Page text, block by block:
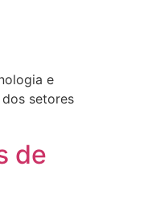
e
setores
de